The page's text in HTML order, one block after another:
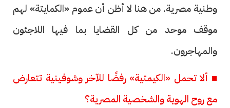
وطنية مصرية. من هنا لا أظن أن عموم «الكمايتة» لهم
موقف موحد من كل القضايا بما فيها اللاجئون
والمهاجرون.
■ ألا تحمل «الكيمتية» رفضًا للآخر وشوفينية تتعارض
مع روح الهوية والشخصية المصرية؟